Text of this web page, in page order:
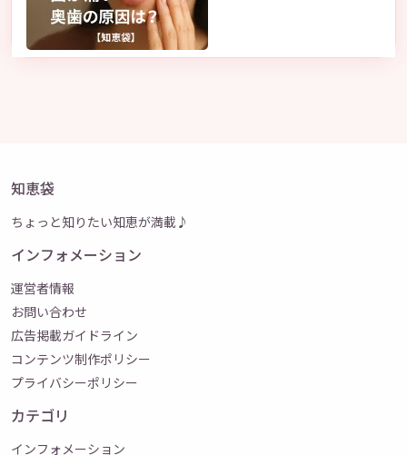
知恵袋
ちょっと知りたい知恵が満載♪
インフォメーション
運営者情報
お問い合わせ
広告掲載ガイドライン
コンテンツ制作ポリシー
プライバシーポリシー
カテゴリ
インフォメーション